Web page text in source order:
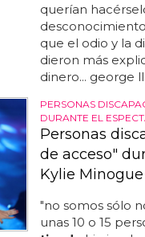
querían
que el odio y la
dieron más
dinero... george
PERSONAS
DURANTE EL
Personas
de acceso"
Kylie
"no somos sólo
unas 10 o 15